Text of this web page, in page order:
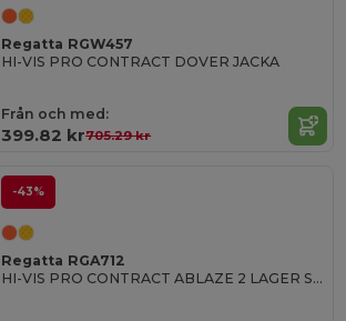
Regatta RGW457
HI-VIS PRO CONTRACT DOVER JACKA
Från och med:
399.82 kr705.29 kr
-43%
Regatta RGA712
HI-VIS PRO CONTRACT ABLAZE 2 LAGER SOFTSHELLJACKA (KLASS 3)